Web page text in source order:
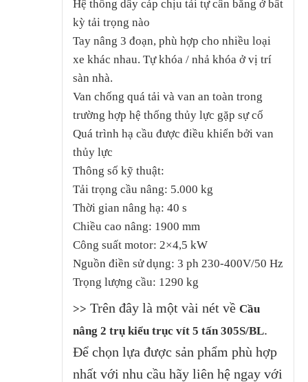
Hệ thống dây cáp chịu tải tự cân bằng ở bất
kỳ tải trọng nào
Tay nâng 3 đoạn, phù hợp cho nhiều loại
xe khác nhau. Tự khóa / nhả khóa ở vị trí
sàn nhà.
Van chống quá tải và van an toàn trong
trường hợp hệ thống thủy lực gặp sự cố
Quá trình hạ cầu được điều khiển bởi van
thủy lực
Thông số kỹ thuật:
Tải trọng cầu nâng: 5.000 kg
Thời gian nâng hạ: 40 s
Chiều cao nâng: 1900 mm
Công suất motor: 2×4,5 kW
Nguồn điền sử dụng: 3 ph 230-400V/50 Hz
Trọng lượng cầu: 1290 kg
>> Trên đây là một vài nét về Cầu
nâng 2 trụ kiểu trục vít 5 tấn 305S/BL.
Để chọn lựa được sản phẩm phù hợp
nhất với nhu cầu hãy liên hệ ngay với